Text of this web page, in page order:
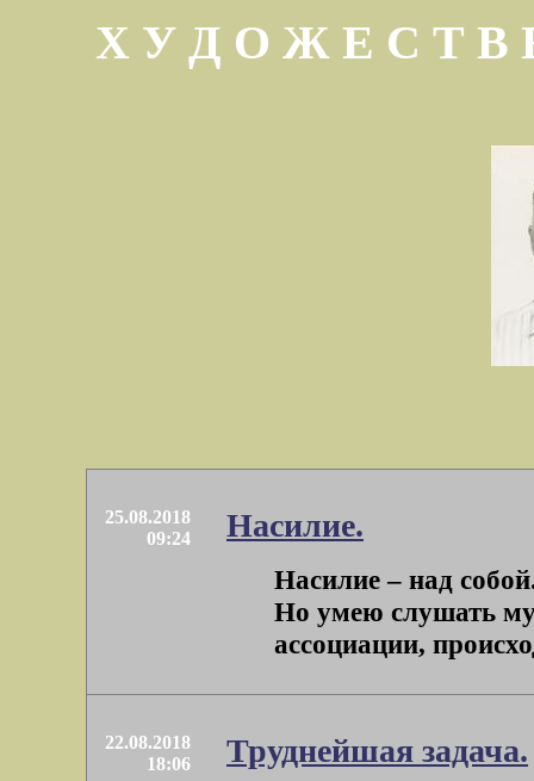
Х У Д О Ж Е С Т
25.08.2018
09:24
Насилие.
Насилие – над
Но умею слушать
ассоциации,
22.08.2018
18:06
Труднейшая задача.